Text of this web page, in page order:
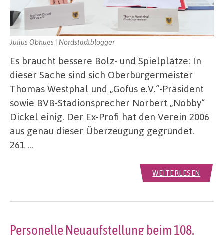
Julius Obhues | Nordstadtblogger
Es braucht bessere Bolz- und Spielplätze: In
dieser Sache sind sich Oberbürgermeister
Thomas Westphal und „Gofus e.V.“-Präsident
sowie BVB-Stadionsprecher Norbert „Nobby“
Dickel einig. Der Ex-Profi hat den Verein 2006
aus genau dieser Überzeugung gegründet.
261 …
WEITERLESEN
Personelle Neuaufstellung beim 108.